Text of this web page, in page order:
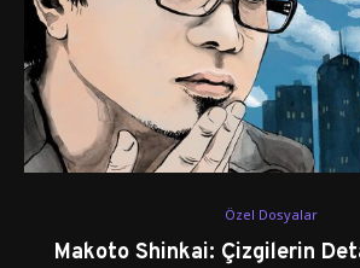
Özel Dosyalar
Makoto Shinkai: Çizgilerin